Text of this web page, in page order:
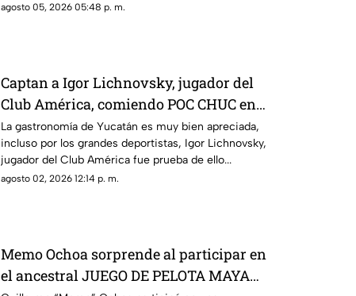
agosto 05, 2026 05:48 p. m.
Captan a Igor Lichnovsky, jugador del
Club América, comiendo POC CHUC en
Yucatán; ¿en dónde está?
La gastronomía de Yucatán es muy bien apreciada,
incluso por los grandes deportistas, Igor Lichnovsky,
jugador del Club América fue prueba de ello...
agosto 02, 2026 12:14 p. m.
Memo Ochoa sorprende al participar en
el ancestral JUEGO DE PELOTA MAYA